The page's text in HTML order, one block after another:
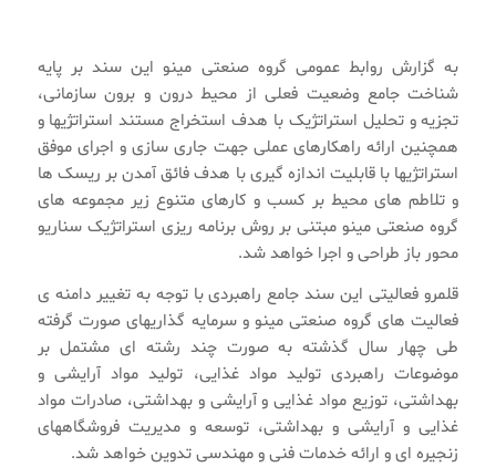
به گزارش روابط عمومی گروه صنعتی مینو این سند بر پایه
شناخت جامع وضعیت فعلی از محیط درون و برون سازمانی،
تجزیه و تحلیل استراتژیک با هدف استخراج مستند استراتژیها و
همچنین ارائه راهکارهای عملی جهت جاری سازی و اجرای موفق
استراتژیها با قابلیت اندازه گیری با هدف فائق آمدن بر ریسک ها
و تلاطم های محیط بر کسب و کارهای متنوع زیر مجموعه های
گروه صنعتی مینو مبتنی بر روش برنامه ریزی استراتژیک سناریو
محور باز طراحی و اجرا خواهد شد.
قلمرو فعالیتی این سند جامع راهبردی با توجه به تغییر دامنه ی
فعالیت های گروه صنعتی مینو و سرمایه گذاریهای صورت گرفته
طی چهار سال گذشته به صورت چند رشته ای مشتمل بر
موضوعات راهبردی تولید مواد غذایی، تولید مواد آرایشی و
بهداشتی، توزیع مواد غذایی و آرایشی و بهداشتی، صادرات مواد
غذایی و آرایشی و بهداشتی، توسعه و مدیریت فروشگاههای
زنجیره ای و ارائه خدمات فنی و مهندسی تدوین خواهد شد.